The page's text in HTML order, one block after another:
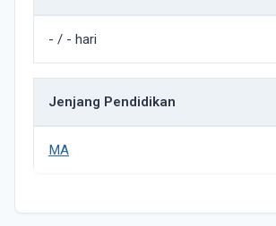
- / - hari
Jenjang Pendidikan
MA